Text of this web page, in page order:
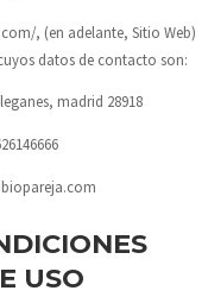
, (en adelante, Sitio Web)
datos de contacto son:
madrid 28918
USO